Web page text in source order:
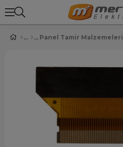
Panel Tamir Malzemeleri